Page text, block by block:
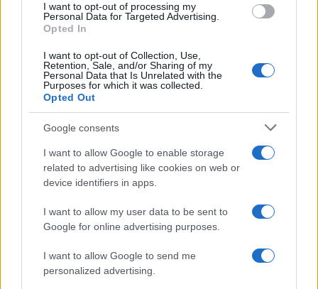
I want to opt-out of processing my
Personal Data for Targeted Advertising.
Opted In
I want to opt-out of Collection, Use,
Retention, Sale, and/or Sharing of my
Personal Data that Is Unrelated with the
Purposes for which it was collected.
Opted Out
Google consents
I want to allow Google to enable storage
related to advertising like cookies on web or
device identifiers in apps.
I want to allow my user data to be sent to
Google for online advertising purposes.
I want to allow Google to send me
personalized advertising.
Opozorilo:Po 297. členu Kazenskega zakonika je
posameznik kazensko odgovoren za javno spodbujanje
sovraštva, nasilja ali nestrpnosti. Komentarji z žaljivimi,
rasističnimi, diskriminatornimi ali nezakonitimi vsebinami bodo
odstranjeni. Pravila komentiranja →
Failed to fetch
Mežica
Kategorije: Novice